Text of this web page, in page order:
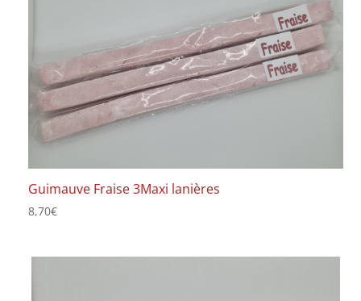
Guimauve Fraise 3Maxi lanières
8,70€